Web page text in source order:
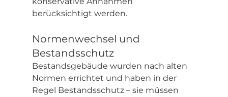
berücksichtigt werden.
Normenwechsel und
Bestandsschutz
Bestandsgebäude wurden nach alten
Normen errichtet und haben in der
Regel Bestandsschutz – sie müssen